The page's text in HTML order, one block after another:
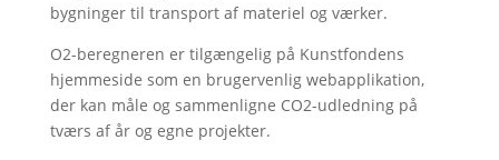
bygninger til transport af materiel og værker.
O2-beregneren er tilgængelig på Kunstfondens
hjemmeside som en brugervenlig webapplikation,
der kan måle og sammenligne CO2-udledning på
tværs af år og egne projekter.